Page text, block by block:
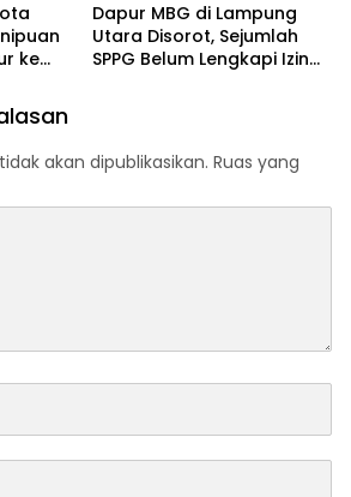
ke
Dapur MBG di Lampung
Utara Disorot, Sejumlah
SPPG Belum Lengkapi Izin
akan dipublikasikan. Ruas yang